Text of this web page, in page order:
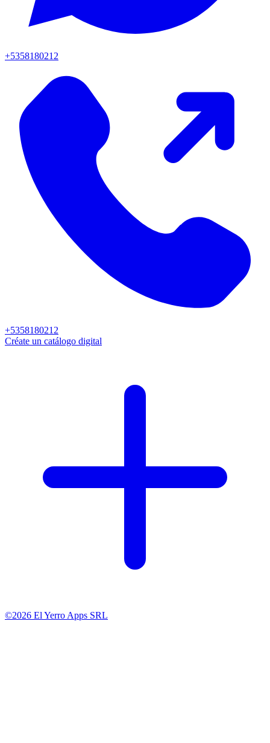
+5358180212
+5358180212
Créate un catálogo digital
©2026 El Yerro Apps SRL